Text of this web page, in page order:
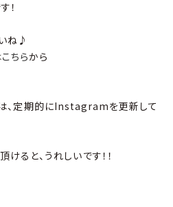
！
ね♪
こちらから
、定期的にInstagramを更新して
ると、うれしいです！！